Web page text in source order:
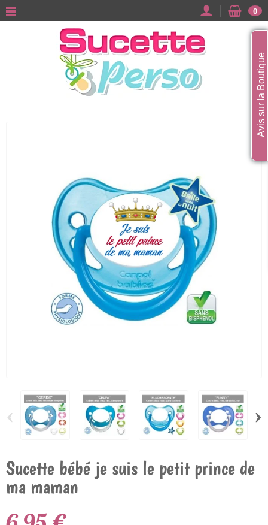
0
‹ ›
Sucette bébé je suis le petit prince de
ma maman
Avis sur la Boutique